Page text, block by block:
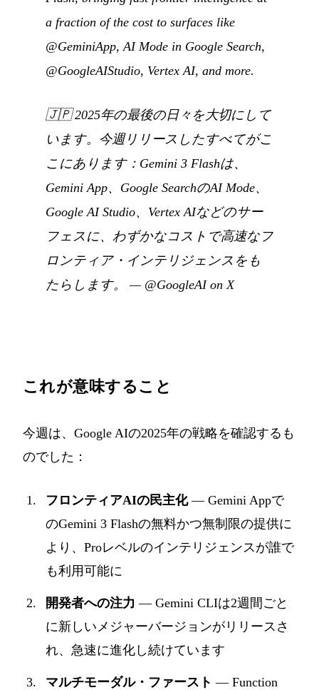
a fraction of the cost to surfaces like
@GeminiApp, AI Mode in Google Search,
@GoogleAIStudio, Vertex AI, and more.
🇯🇵2025年の最後の日々を大切にして
います。今週リリースしたすべてがこ
こにあります：Gemini 3 Flashは、
Gemini App、Google SearchのAI Mode、
Google AI Studio、Vertex AIなどのサー
フェスに、わずかなコストで高速なフ
ロンティア・インテリジェンスをも
たらします。
— @GoogleAI on X
これが意味すること
今週は、Google AIの2025年の戦略を確認するも
のでした：
フロンティアAIの民主化— Gemini Appで
のGemini 3 Flashの無料かつ無制限の提供に
より、Proレベルのインテリジェンスが誰で
も利用可能に
開発者への注力 — Gemini CLIは2週間ごと
に新しいメジャーバージョンがリリースさ
れ、急速に進化し続けています
マルチモーダル・ファースト — Function